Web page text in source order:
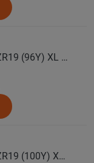
CONTINENTAL Автошина 275/30 ZR19 (96Y) XL FR SportContact 7 лето
CONTINENTAL Автошина 275/35 ZR19 (100Y) XL FR SportContact 7 лето